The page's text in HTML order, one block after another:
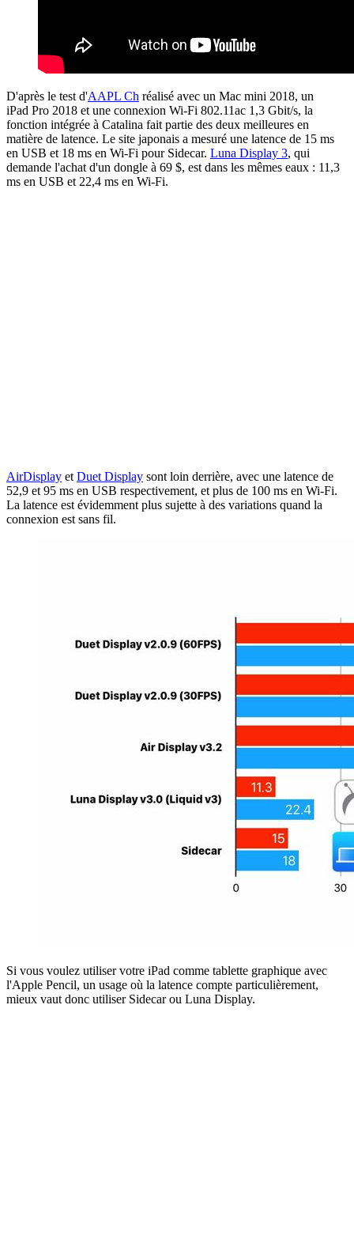
D'après le test d'AAPL Ch réalisé avec un Mac mini 2018, un
iPad Pro 2018 et une connexion Wi-Fi 802.11ac 1,3 Gbit/s, la
fonction intégrée à Catalina fait partie des deux meilleures en
matière de latence. Le site japonais a mesuré une latence de 15 ms
en USB et 18 ms en Wi-Fi pour Sidecar. Luna Display 3, qui
demande l'achat d'un dongle à 69 $, est dans les mêmes eaux : 11,3
ms en USB et 22,4 ms en Wi-Fi.
AirDisplay et Duet Display sont loin derrière, avec une latence de
52,9 et 95 ms en USB respectivement, et plus de 100 ms en Wi-Fi.
La latence est évidemment plus sujette à des variations quand la
connexion est sans fil.
Si vous voulez utiliser votre iPad comme tablette graphique avec
l'Apple Pencil, un usage où la latence compte particulièrement,
mieux vaut donc utiliser Sidecar ou Luna Display.